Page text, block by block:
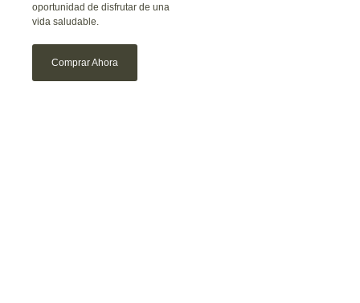
oportunidad de disfrutar de una
vida saludable.
Comprar Ahora